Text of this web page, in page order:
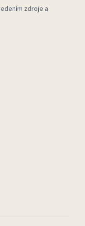
zdroje a